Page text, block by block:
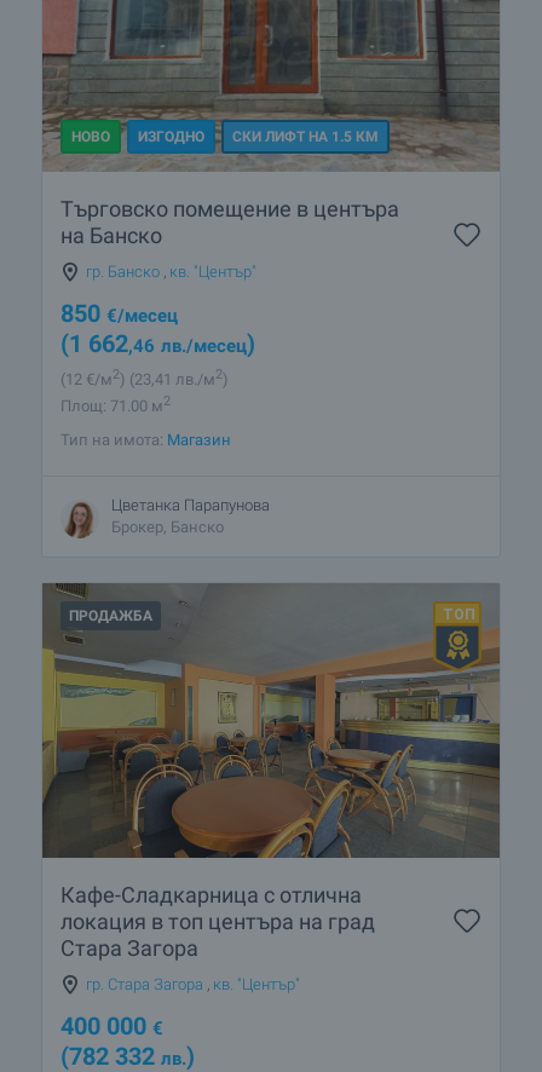
НОВО ИЗГОДНО СКИ ЛИФТ НА 1.5 КМ
Търговско помещение в центъра
на Банско
гр. Банско кв. "Център"
850 €/месец
(1 662,46 лв./месец)
(12 €/м2) (23 ,41 лв./м2)
Площ: 71.00 м2
Тип на имота: Магазин
Цветанка Парапунова
Брокер, Банско
ПРОДАЖБА
Кафе-Сладкарница с отлична
локация в топ центъра на град
Стара Загора
гр. Стара Загора кв. "Център"
400 000 €
(782 332 лв.)